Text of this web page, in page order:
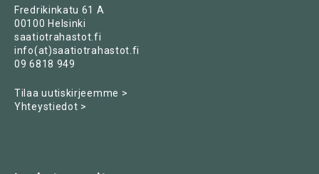
Fredrikinkatu 61 A
00100 Helsinki
saatiotrahastot.fi
info(at)saatiotrahastot.fi
09 6818 949
Tilaa uutiskirjeemme >
Yhteystiedot >